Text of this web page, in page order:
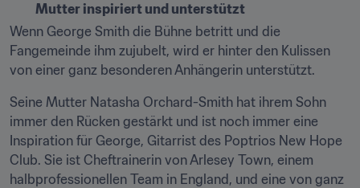
Mutter inspiriert und unterstützt
Wenn George Smith die Bühne betritt und die
Fangemeinde ihm zujubelt, wird er hinter den Kulissen
von einer ganz besonderen Anhängerin unterstützt.
Seine Mutter Natasha Orchard-Smith hat ihrem Sohn
immer den Rücken gestärkt und ist noch immer eine
Inspiration für George, Gitarrist des Poptrios New Hope
Club. Sie ist Cheftrainerin von Arlesey Town, einem
halbprofessionellen Team in England, und eine von ganz